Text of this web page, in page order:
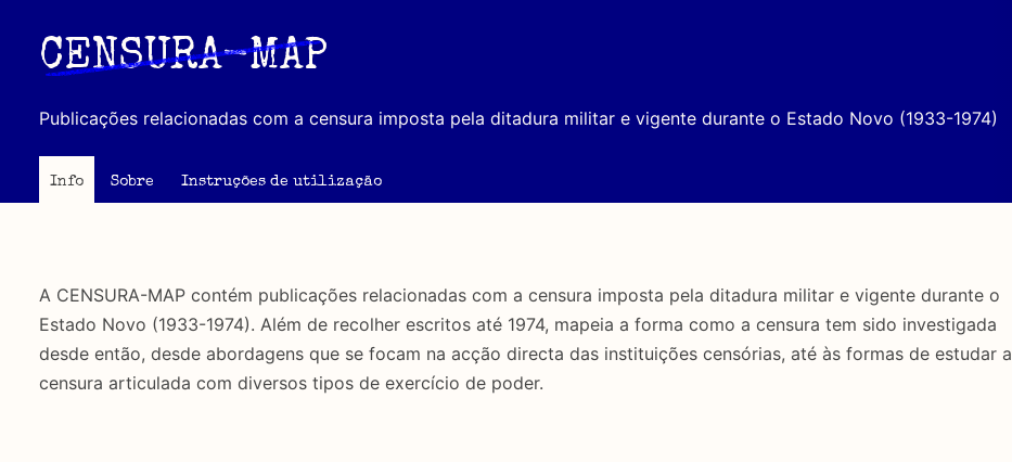
principal
CENSURA-MAP
Publicações relacionadas com a censura imposta pela ditadura militar e vigente durante o Estado Novo (1933-1974)
Info Sobre Instruções de utilização
A CENSURA-MAP contém publicações relacionadas com a censura imposta pela ditadura militar e vigente durante o
Estado Novo (1933-1974). Além de recolher escritos até 1974, mapeia a forma como a censura tem sido investigada
desde então, desde abordagens que se focam na acção directa das instituições censórias, até às formas de estudar a
censura articulada com diversos tipos de exercício de poder.